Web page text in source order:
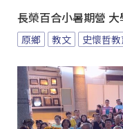
長榮百合小暑期營
原鄉 教文 史懷哲